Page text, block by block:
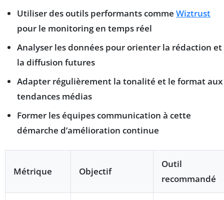
Utiliser des outils performants comme Wiztrust
pour le monitoring en temps réel
Analyser les données pour orienter la rédaction et
la diffusion futures
Adapter régulièrement la tonalité et le format aux
tendances médias
Former les équipes communication à cette
démarche d’amélioration continue
Métrique Objectif
Outil
recommandé